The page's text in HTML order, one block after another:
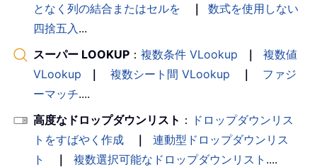
となく列の結合またはセルを
｜
数式を使用しない
四捨五入 ...
スーパー LOOKUP ： 複数条件 VLookup ｜
複数値
VLookup
｜ 複数シート間 VLookup ｜
ファジ
ーマッチ....
高度なドロップダウンリスト ： ドロップダウンリス
トをすばやく作成
｜
連動型ドロップダウンリス
ト
｜ 複数選択可能なドロップダウンリスト ....